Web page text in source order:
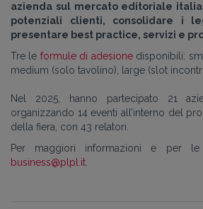
azienda sul mercato editoriale
potenziali clienti, consolidare i
presentare best practice, servizi e
Tre le formule di adesionedisponibili:
medium (solo tavolino), large (slot
Nel 2025, hanno partecipato 21
organizzando 14 eventi all’interno del
della fiera, con 43 relatori.
Per maggiori informazioni e per le
business@plpl.it